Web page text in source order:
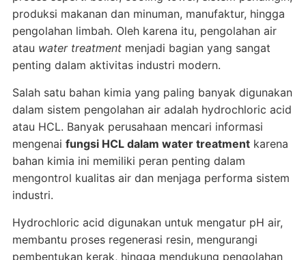
produksi makanan dan minuman, manufaktur, hingga
pengolahan limbah. Oleh karena itu, pengolahan air
atau water treatmentmenjadi bagian yang sangat
penting dalam aktivitas industri modern.
Salah satu bahan kimia yang paling banyak digunakan
dalam sistem pengolahan air adalah hydrochloric acid
atau HCL. Banyak perusahaan mencari informasi
mengenai fungsi HCL dalam water treatmentkarena
bahan kimia ini memiliki peran penting dalam
mengontrol kualitas air dan menjaga performa sistem
industri.
Hydrochloric acid digunakan untuk mengatur pH air,
membantu proses regenerasi resin, mengurangi
pembentukan kerak, hingga mendukung pengolahan